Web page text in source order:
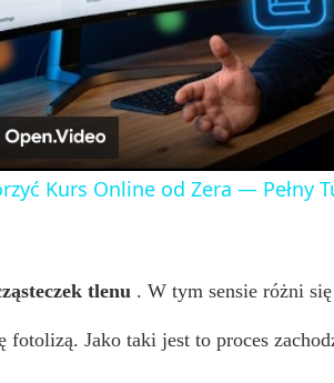
l
i
Kurs Online od Zera — Pełny
tlenu . W tym sensie różni
fotolizą. Jako taki jest to proces